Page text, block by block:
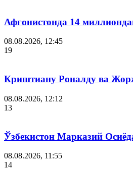
Афғонистонда 14
08.08.2026, 12:45
19
Криштиану Роналду ва
08.08.2026, 12:12
13
Ўзбекистон Марказий
08.08.2026, 11:55
14